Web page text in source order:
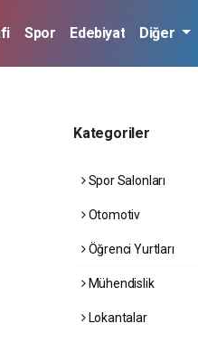
Spor Edebiyat Diğer
Kategoriler
Spor Salonları
Otomotiv
Öğrenci Yurtları
Mühendislik
Lokantalar